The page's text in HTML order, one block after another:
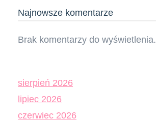
Najnowsze komentarze
Brak komentarzy do wyświetlenia.
sierpień 2026
lipiec 2026
czerwiec 2026